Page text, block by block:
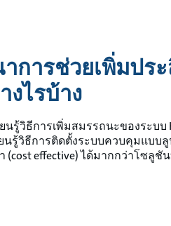
การช่วยเพิ่มปร
งไรบ้าง
วิธีการเพิ่มสมรรถนะของระบบ
รู้วิธีการติดตั้งระบบควบคุมแบบลู
effective) ได้มากกว่าโซลูชัน